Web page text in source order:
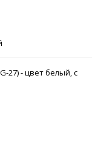
27) - цвет белый, с